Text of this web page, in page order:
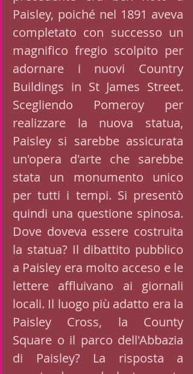
Paisley, poiché nel 1891 aveva
completato con successo un
magnifico fregio scolpito per
adornare i nuovi Country
Buildings in St James Street.
Scegliendo Pomeroy per
realizzare la nuova statua,
Paisley si sarebbe assicurata
un'opera d'arte che sarebbe
stata un monumento unico
per tutti i tempi. Si presentò
quindi una questione spinosa.
Dove doveva essere costruita
la statua? Il dibattito pubblico
a Paisley era molto acceso e le
lettere affluivano ai giornali
locali. Il luogo più adatto era la
Paisley Cross, la County
Square o il parco dell'Abbazia
di Paisley? La risposta a